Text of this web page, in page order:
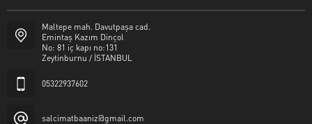
Maltepe mah. Davutpaşa cad.
Emintaş Kazım Dinçol
No: 81 iç kapı no:131
Zeytinburnu / İSTANBUL
05322937602
salcimatbaaniz@gmail.com